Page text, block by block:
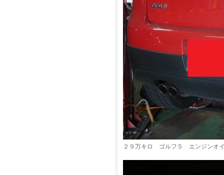
２９万キロ ゴルフ５ エンジンオ